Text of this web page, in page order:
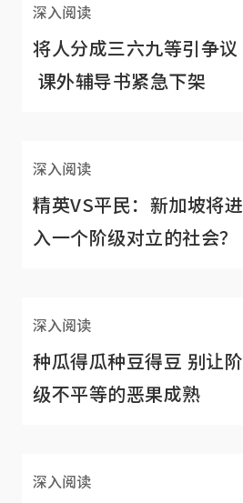
深入阅读
将人分成三六九等引争议
课外辅导书紧急下架
深入阅读
精英VS平民：新加坡将进
入一个阶级对立的社会？
深入阅读
种瓜得瓜种豆得豆 别让阶
级不平等的恶果成熟
深入阅读